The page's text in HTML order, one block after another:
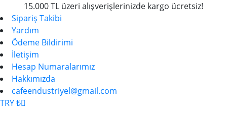
15.000 TL üzeri alışverişlerinizde kargo ücretsiz!
Sipariş Takibi
Yardım
Ödeme Bildirimi
İletişim
Hesap Numaralarımız
Hakkımızda
cafeendustriyel@gmail.com
TRY ₺